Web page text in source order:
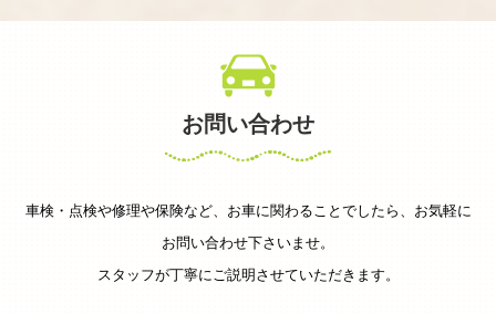
お問い合わせ
車検・点検や修理や保険など、お車に関わることでしたら、お気軽に
お問い合わせ下さいませ。
スタッフが丁寧にご説明させていただきます。